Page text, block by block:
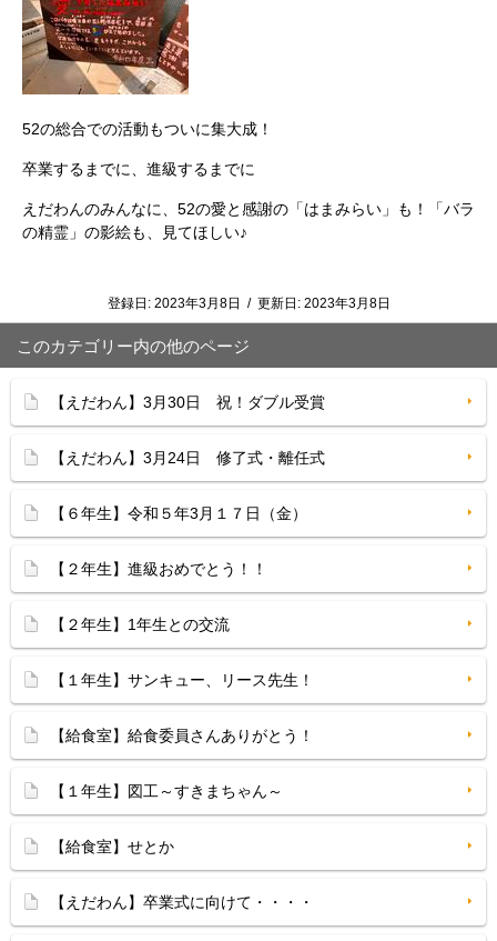
52の総合での活動もついに集大成！
卒業するまでに、進級するまでに
えだわんのみんなに、52の愛と感謝の「はまみらい」も！「バラ
の精霊」の影絵も、見てほしい♪
登録日: 2023年3月8日 / 更新日: 2023年3月8日
このカテゴリー内の他のページ
【えだわん】3月30日 祝！ダブル受賞
【えだわん】3月24日 修了式・離任式
【６年生】令和５年3月１７日（金）
【２年生】進級おめでとう！！
【２年生】1年生との交流
【１年生】サンキュー、リース先生！
【給食室】給食委員さんありがとう！
【１年生】図工～すきまちゃん～
【給食室】せとか
【えだわん】卒業式に向けて・・・・